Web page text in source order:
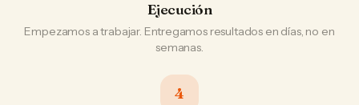
Ejecución
Empezamos a trabajar. Entregamos resultados en días, no en
semanas.
4